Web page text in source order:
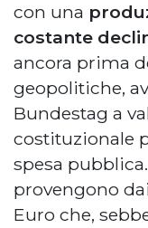
con una
costante
ancora prima
geopolitiche,
Bundestag a
costituzionale
spesa
provengono
Euro che,